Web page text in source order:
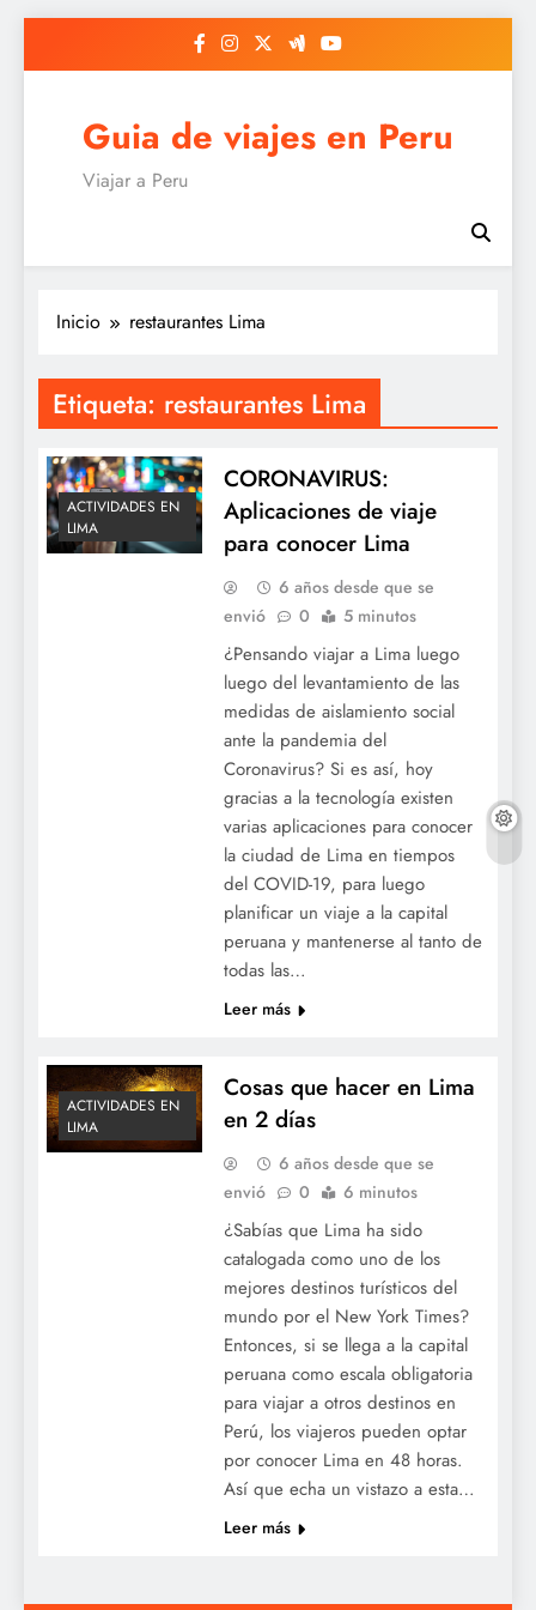
Guia de viajes en Peru
Viajar a Peru
Inicio restaurantes Lima
Etiqueta: restaurantes Lima
ACTIVIDADES EN
LIMA
CORONAVIRUS:
Aplicaciones de viaje
para conocer Lima
6 años desde que se
envió
0 5 minutos
¿Pensando viajar a Lima luego
luego del levantamiento de las
medidas de aislamiento social
ante la pandemia del
Coronavirus? Si es así, hoy
gracias a la tecnología existen
varias aplicaciones para conocer
la ciudad de Lima en tiempos
del COVID-19, para luego
planificar un viaje a la capital
peruana y mantenerse al tanto de
todas las…
Leer más
ACTIVIDADES EN
LIMA
Cosas que hacer en Lima
en 2 días
6 años desde que se
envió
0 6 minutos
¿Sabías que Lima ha sido
catalogada como uno de los
mejores destinos turísticos del
mundo por el New York Times?
Entonces, si se llega a la capital
peruana como escala obligatoria
para viajar a otros destinos en
Perú, los viajeros pueden optar
por conocer Lima en 48 horas.
Así que echa un vistazo a esta…
Leer más